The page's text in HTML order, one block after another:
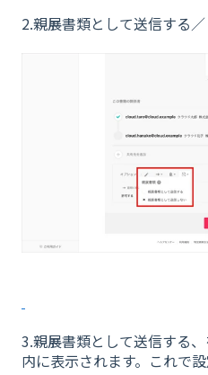
2.親展書類として送信する／
3.親展書類として送信する
内に表示されます。これで設